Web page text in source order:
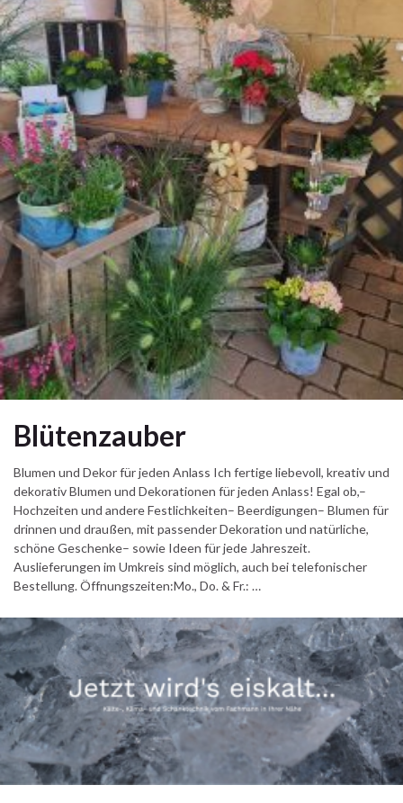
Blütenzauber
Blumen und Dekor für jeden Anlass Ich fertige liebevoll, kreativ und
dekorativ Blumen und Dekorationen für jeden Anlass! Egal ob,–
Hochzeiten und andere Festlichkeiten– Beerdigungen– Blumen für
drinnen und draußen, mit passender Dekoration und natürliche,
schöne Geschenke– sowie Ideen für jede Jahreszeit.
Auslieferungen im Umkreis sind möglich, auch bei telefonischer
Bestellung. Öffnungszeiten:Mo., Do. & Fr.: …